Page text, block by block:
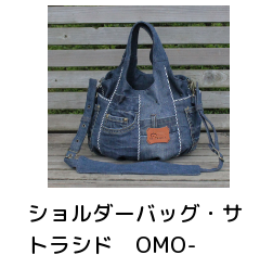
ショルダーバッグ・サ
トラシド OMO-